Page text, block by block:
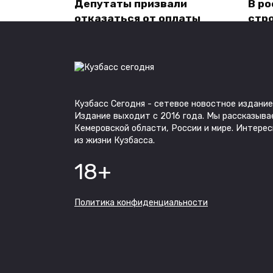
Депутаты призвали
отказаться от оплаты
бюджета
В
Почти треть водителей
признались в постоянном
Кузбасс Сегодня - сетевое новостное
Издание выходит с 2016 года. Мы
Кемеровской области, России и мире.
из жизни Кузбасса.
18+
Политика конфиденциальности